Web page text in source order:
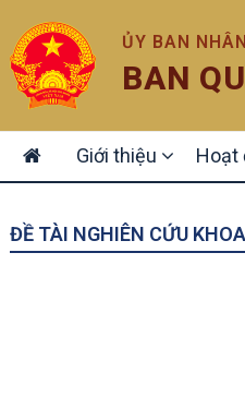
ỦY BAN
BAN
NAVIGATION
Giới thiệu Hoạt
ĐỀ TÀI NGHIÊN CỨU